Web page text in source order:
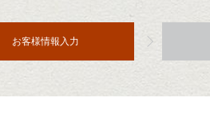
お客様情報入力